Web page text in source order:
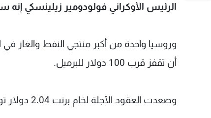
الرئيس الأوكراني فولودومير زيلينسكي إنه
وروسيا واحدة من أكبر منتجي النفط والغاز في
أن تقفز قرب 100 دولار للبرميل.
وصعدت العقود الآجلة لخام برنت 2.04 دولار توازي 2.16 في المئة لتبلغ عند التسوية 96.48 دولاراً للبرميل.